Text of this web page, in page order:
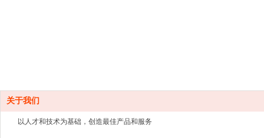
关于我们
以人才和技术为基础，创造最佳产品和服务